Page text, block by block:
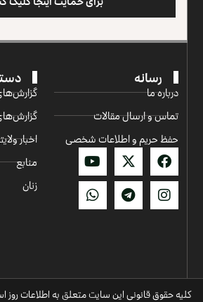
رسانه
درباره ما
تماس و ارسال مقالات
حفظ حریم و اطلاعات شخصی
اخبار
منابع
زنان
کلیه حقوق قانونی این سایت متعلق به اطلاعات روز